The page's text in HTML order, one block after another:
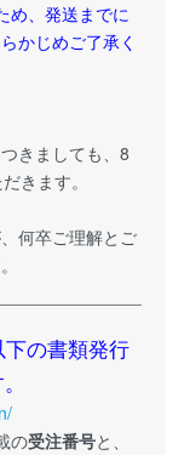
め、発送までに
かじめご了承く
きましても、8
きます。
何卒ご理解とご
の書類発行
の受注番号と、